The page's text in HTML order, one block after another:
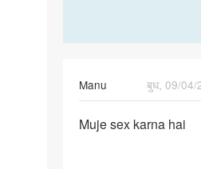
Manu
बुध, 09/
Muje
Muje sex karna hai